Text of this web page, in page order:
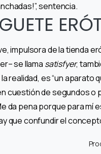
sentencia.
impulsora de la tienda
se llama satisfyer,
realidad, es “un aparato
cuestión de segundos o
da pena porque para mí
que confundir el